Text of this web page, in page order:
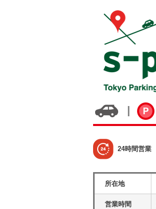
24時間営業
所在地
営業時間